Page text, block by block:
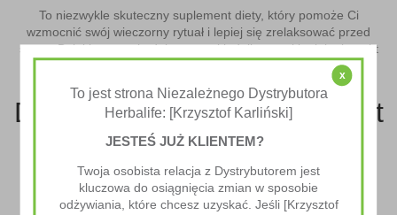
To niezwykle skuteczny suplement diety, który pomoże Ci
wzmocnić swój wieczorny rytuał i lepiej się zrelaksować przed
snem. Dzięki starannie dobranym składnikom, takim jak ekstrakt
z szafranu i mieszanka witamin, suplement Herbalife zapewnia
kompleksowe wsparcie dla Twojego organizmu.
Dlaczego warto wybrać Night
Mode?
Głównym składnikiem produktu jest ekstrakt z szafranu, który
został naukowo wykazany jako substancja o właściwościach
x
To jest strona Niezależnego Dystrybutora
Herbalife: [Krzysztof Karliński]
JESTEŚ JUŻ KLIENTEM?
Twoja osobista relacja z Dystrybutorem jest
kluczowa do osiągnięcia zmian w sposobie
odżywiania, które chcesz uzyskać. Jeśli [Krzysztof